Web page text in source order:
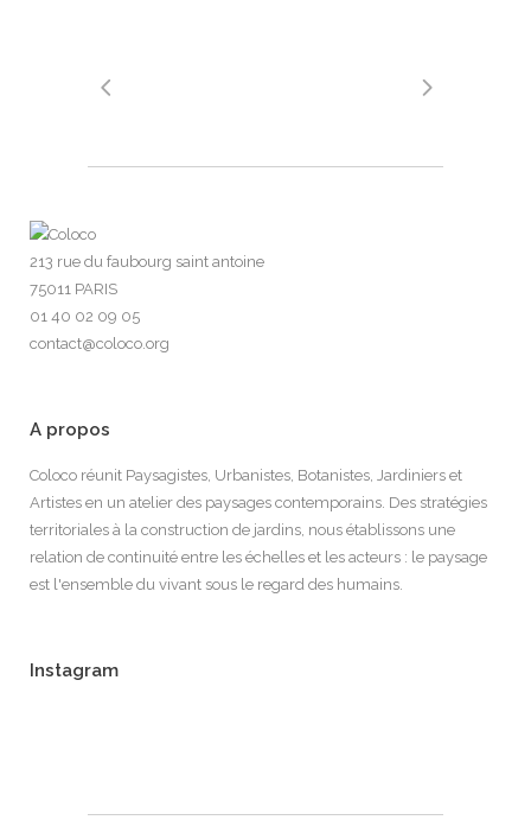
213 rue du faubourg saint antoine
75011 PARIS
01 40 02 09 05
contact@coloco.org
A propos
Coloco réunit Paysagistes, Urbanistes, Botanistes, Jardiniers et
Artistes en un atelier des paysages contemporains. Des stratégies
territoriales à la construction de jardins, nous établissons une
relation de continuité entre les échelles et les acteurs : le paysage
est l'ensemble du vivant sous le regard des humains.
Instagram